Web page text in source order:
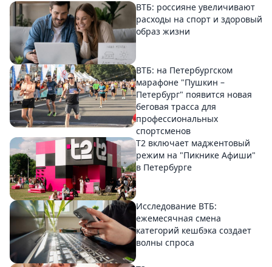
ВТБ: россияне увеличивают
расходы на спорт и здоровый
образ жизни
ВТБ: на Петербургском
марафоне "Пушкин –
Петербург" появится новая
беговая трасса для
профессиональных
спортсменов
Т2 включает маджентовый
режим на "Пикнике Афиши"
в Петербурге
Исследование ВТБ:
ежемесячная смена
категорий кешбэка создает
волны спроса